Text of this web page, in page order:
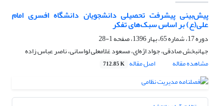
پیش‌بینی پیشرفت تحصیلی دانشجویان دانشگاه افسری امام
علی(ع) بر اساس سبک‌های تفکر
دوره 17، شماره 65، بهار 1396، صفحه
1-28
جهانبخش صادقی، جواد اژه‌ای، مسعود غلامعلی لواسانی، ناصر عباس زاده
مشاهده مقاله
اصل مقاله 712.85 K